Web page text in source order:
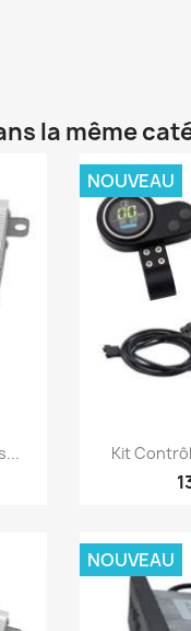
la même

Kit
NOUVEAU
NOUVEAU